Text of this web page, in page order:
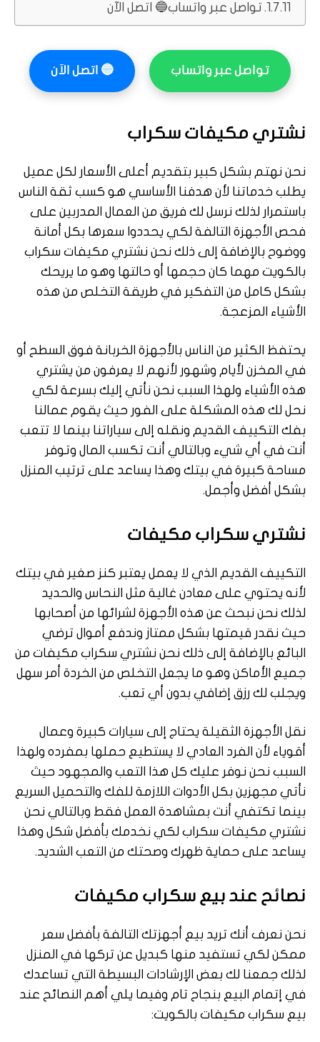
تواصل عبر واتساب🔵 اتصل الآن
تواصل عبر واتساب 🔵 اتصل الآن
نشتري مكيفات سكراب
نحن نهتم بشكل كبير بتقديم أعلى الأسعار لكل عميل
يطلب خدماتنا لأن هدفنا الأساسي هو كسب ثقة الناس
باستمرار لذلك نرسل لك فريق من العمال المدربين على
فحص الأجهزة التالفة لكي يحددوا سعرها بكل أمانة
ووضوح بالإضافة إلى ذلك نحن نشتري مكيفات سكراب
بالكويت مهما كان حجمها أو حالتها وهو ما يريحك
بشكل كامل من التفكير في طريقة التخلص من هذه
الأشياء المزعجة.
يحتفظ الكثير من الناس بالأجهزة الخربانة فوق السطح أو
في المخزن لأيام وشهور لأنهم لا يعرفون من يشتري
هذه الأشياء ولهذا السبب نحن نأتي إليك بسرعة لكي
نحل لك هذه المشكلة على الفور حيث يقوم عمالنا
بفك التكييف القديم ونقله إلى سياراتنا بينما لا تتعب
أنت في أي شيء وبالتالي أنت تكسب المال وتوفر
مساحة كبيرة في بيتك وهذا يساعد على ترتيب المنزل
بشكل أفضل وأجمل.
نشتري سكراب مكيفات
التكييف القديم الذي لا يعمل يعتبر كنز صغير في بيتك
لأنه يحتوي على معادن غالية مثل النحاس والحديد
لذلك نحن نبحث عن هذه الأجهزة لشرائها من أصحابها
حيث نقدر قيمتها بشكل ممتاز وندفع أموال ترضي
البائع بالإضافة إلى ذلك نحن نشتري سكراب مكيفات من
جميع الأماكن وهو ما يجعل التخلص من الخردة أمر سهل
ويجلب لك رزق إضافي بدون أي تعب.
نقل الأجهزة الثقيلة يحتاج إلى سيارات كبيرة وعمال
أقوياء لأن الفرد العادي لا يستطيع حملها بمفرده ولهذا
السبب نحن نوفر عليك كل هذا التعب والمجهود حيث
نأتي مجهزين بكل الأدوات اللازمة للفك والتحميل السريع
بينما تكتفي أنت بمشاهدة العمل فقط وبالتالي نحن
نشتري مكيفات سكراب لكي نخدمك بأفضل شكل وهذا
يساعد على حماية ظهرك وصحتك من التعب الشديد.
نصائح عند بيع سكراب مكيفات
نحن نعرف أنك تريد بيع أجهزتك التالفة بأفضل سعر
ممكن لكي تستفيد منها كبديل عن تركها في المنزل
لذلك جمعنا لك بعض الإرشادات البسيطة التي تساعدك
في إتمام البيع بنجاح تام وفيما يلي أهم النصائح عند
بيع سكراب مكيفات بالكويت: